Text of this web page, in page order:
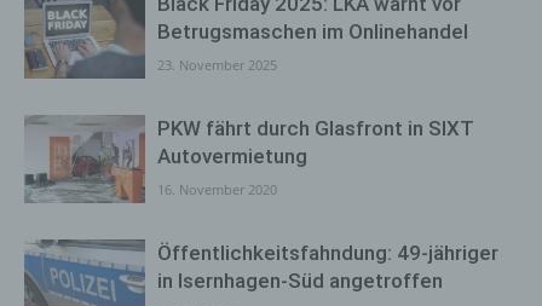
Betrugsmaschen im Onlinehandel
23. November 2025
PKW fährt durch Glasfront in SIXT
Autovermietung
16. November 2020
Öffentlichkeitsfahndung: 49-jähriger
in Isernhagen-Süd angetroffen